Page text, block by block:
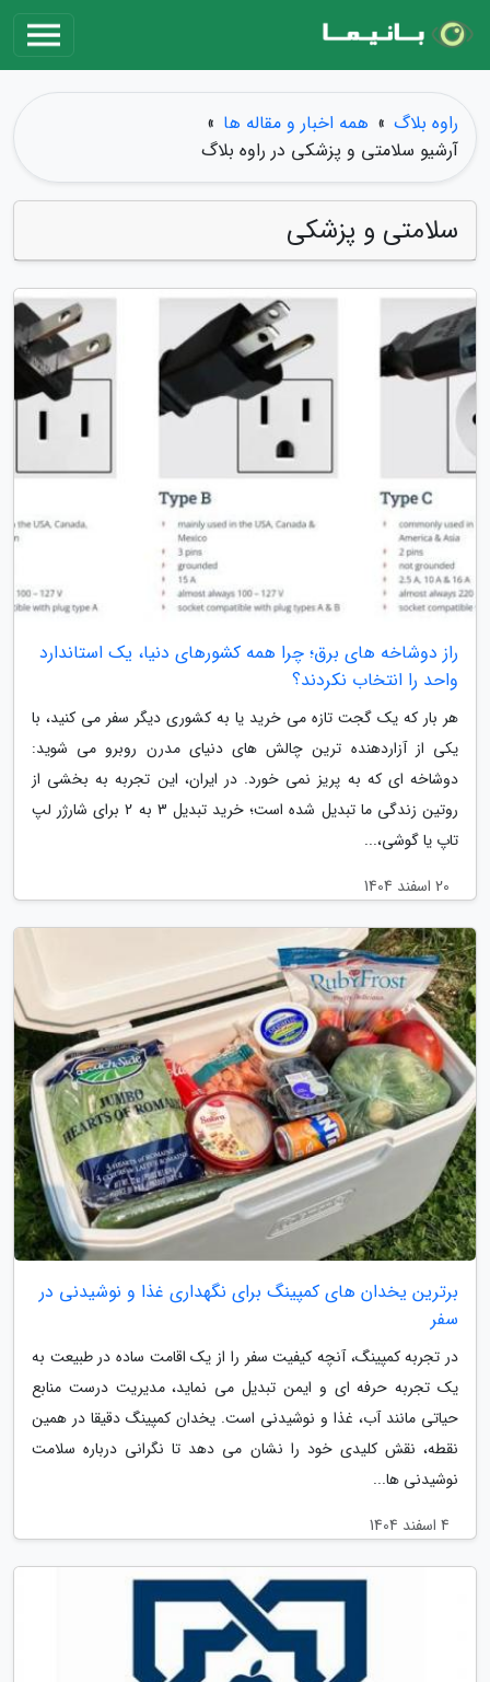
راوه بلاگ » همه اخبار و مقاله ها »
آرشیو سلامتی و پزشکی در راوه بلاگ
سلامتی و پزشکی
راز دوشاخه های برق؛ چرا همه کشورهای دنیا، یک استاندارد
واحد را انتخاب نکردند؟
هر بار که یک گجت تازه می خرید یا به کشوری دیگر سفر می کنید، با
یکی از آزاردهنده ترین چالش های دنیای مدرن روبرو می شوید:
دوشاخه ای که به پریز نمی خورد. در ایران، این تجربه به بخشی از
روتین زندگی ما تبدیل شده است؛ خرید تبدیل 3 به 2 برای شارژر لپ
تاپ یا گوشی،...
20 اسفند 1404
برترین یخدان های کمپینگ برای نگهداری غذا و نوشیدنی در
سفر
در تجربه کمپینگ، آنچه کیفیت سفر را از یک اقامت ساده در طبیعت به
یک تجربه حرفه ای و ایمن تبدیل می نماید، مدیریت درست منابع
حیاتی مانند آب، غذا و نوشیدنی است. یخدان کمپینگ دقیقا در همین
نقطه، نقش کلیدی خود را نشان می دهد تا نگرانی درباره سلامت
نوشیدنی ها...
4 اسفند 1404